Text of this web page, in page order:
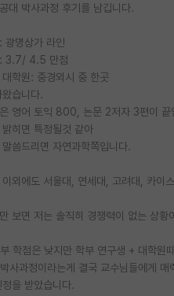
대 박사과정 후기를 남깁니다.
광명상가 라인
: 3.7/ 4.5 만점
대학원: 중경외시 중 한곳
왔습니다.
영어 토익 800, 논문 2저자 3편이 끝
밝히면 특정될것 같아
말씀드리면 자연과학쪽입니다.
이외에도 서울대, 연세대, 고려대, 카이
보면 저는 솔직히 경쟁력이 없는 상
학점은 낮지만 학부 연구생 + 대학원
사과정이라는게 결국 교수님들에게 매
정을 받았습니다.